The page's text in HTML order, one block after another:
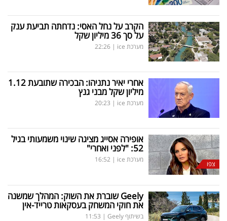
הקרב על נחל האסי: נדחתה תביעת ענק
על סך 36 מיליון שקל
מערכת ice |
22:26
אחרי יאיר נתניהו: הבכירה שתובעת 1.12
מיליון שקל מבני גנץ
מערכת ice |
20:23
צפו
אופירה אסייג מציגה שינוי משמעותי בגיל
52: "לפני ואחרי"
מערכת ice |
16:52
Geelyשוברת את השוק: המהלך שמשנה
את חוקי המשחק בעסקאות טרייד-אין
בשיתוף Geely |
11:53